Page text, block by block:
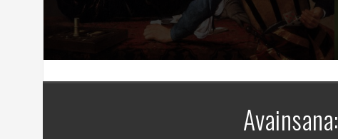
Avainsana: